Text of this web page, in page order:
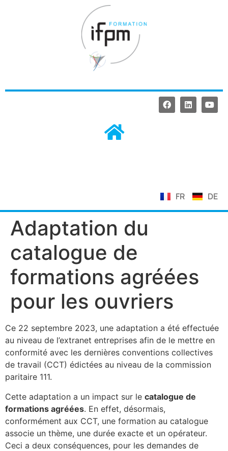
FR DE
Adaptation du
catalogue de
formations agréées
pour les ouvriers
Ce 22 septembre 2023, une adaptation a été effectuée
au niveau de l’extranet entreprises afin de le mettre en
conformité avec les dernières conventions collectives
de travail (CCT) édictées au niveau de la commission
paritaire 111.
Cette adaptation a un impact sur le catalogue de
formations agréées. En effet, désormais,
conformément aux CCT, une formation au catalogue
associe un thème, une durée exacte et un opérateur.
Ceci a deux conséquences, pour les demandes de